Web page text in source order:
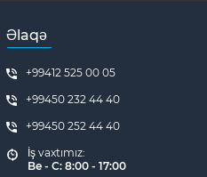
Əlaqə
+99412 525 00 05
+99450 232 44 40
+99450 252 44 40
İş vaxtımız:
Be - C: 8:00 - 17:00